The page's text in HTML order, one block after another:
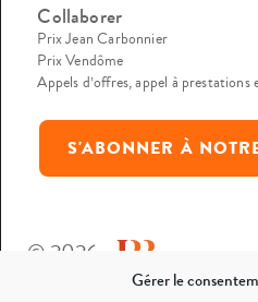
Gérer le
Collaborer
Prix Jean Carbonnier
Prix Vendôme
Appels d’offres, appel à
S'ABONNER À
© 2026